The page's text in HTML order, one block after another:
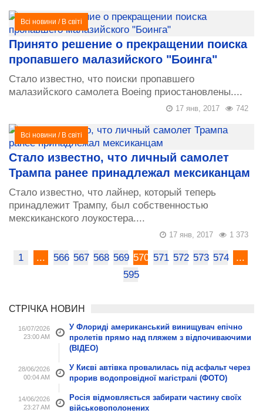
Всі новини / В світі
Принято решение о прекращении поиска
пропавшего малазийского "Боинга"
Стало известно, что поиски пропавшего
малазийского самолета Boeing приостановлены....
742
17 янв, 2017
Всі новини / В світі
Стало известно, что личный самолет
Трампа ранее принадлежал мексиканцам
Стало известно, что лайнер, который теперь
принадлежит Трампу, был собственностью
мекскиканского лоукостера....
1 373
17 янв, 2017
1 ... 566 567 568 569 570 571 572 573 574
...
595
СТРІЧКА НОВИН
16/07/2026
23:00 AM
У Флориді американський винищувач епічно
пролетів прямо над пляжем з відпочиваючими
(ВІДЕО)
28/06/2026
00:04 AM
У Києві автівка провалилась під асфальт через
прорив водопровідної магістралі (ФОТО)
14/06/2026
23:27 AM
Росія відмовляється забирати частину своїх
військовополонених